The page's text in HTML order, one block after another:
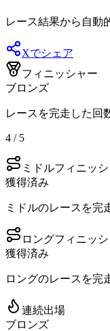
レース結果から自動
Xでシェア
フィニッシャー
ブロンズ
レースを完走した回
4 / 5
ミドルフィニッ
獲得済み
ミドルのレースを完
ロングフィニッ
獲得済み
ロングのレースを完
連続出場
ブロンズ